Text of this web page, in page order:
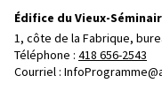
Édifice du Vieux-
1, côte de la Fabrique,
Téléphone : 418 656-2543
Courriel :